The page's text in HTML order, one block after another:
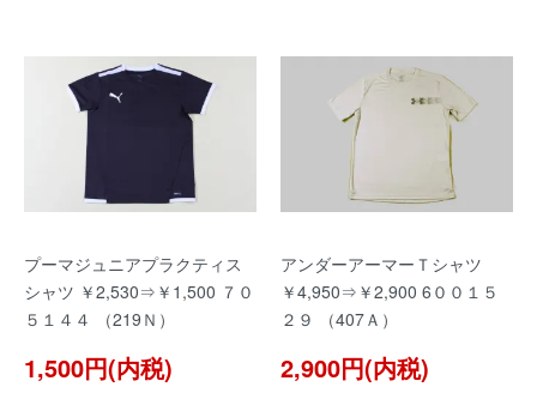
プーマジュニアプラクティス
シャツ ￥2,530⇒￥1,500 ７０
５１４４ （219Ｎ）
1,500円(内税)
アンダーアーマーＴシャツ
￥4,950⇒￥2,900 6００１５
２９ （407Ａ）
2,900円(内税)